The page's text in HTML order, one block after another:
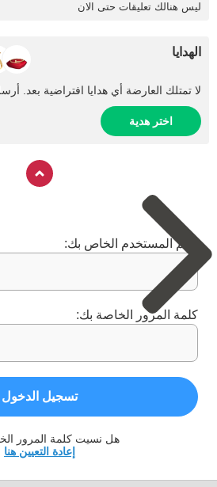
ليس هنالك تعليقات حتى الان
الهدايا
لا تمتلك العارضة أي هدايا افتراضية بعد.
اختر هدية
اسم المستخدم الخاص بك:
كلمة المرور الخاصة بك:
تسجيل الدخول
هل نسيت كلمة المرور
إعادة التعيين هنا